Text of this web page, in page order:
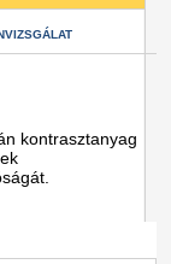
kontrasztanyag